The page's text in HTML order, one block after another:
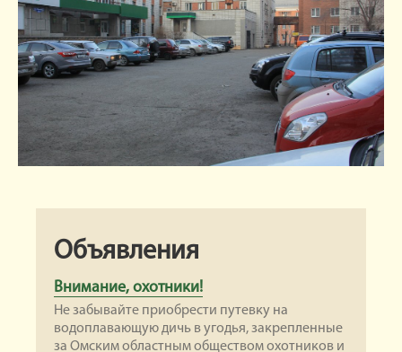
Объявления
Внимание, охотники!
Не забывайте приобрести путевку на
водоплавающую дичь в угодья, закрепленные
за Омским областным обществом охотников и